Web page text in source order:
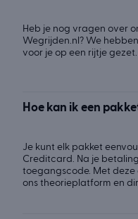
Heb je nog vragen over
Wegrijden.nl? We
voor je op een rijtje gezet.
Hoe kan ik een
Je kunt elk pakket
Creditcard. Na je
toegangscode. Met
ons theorieplatform en